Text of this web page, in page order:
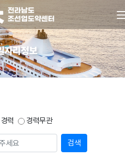
자리정보
경력 경력무관